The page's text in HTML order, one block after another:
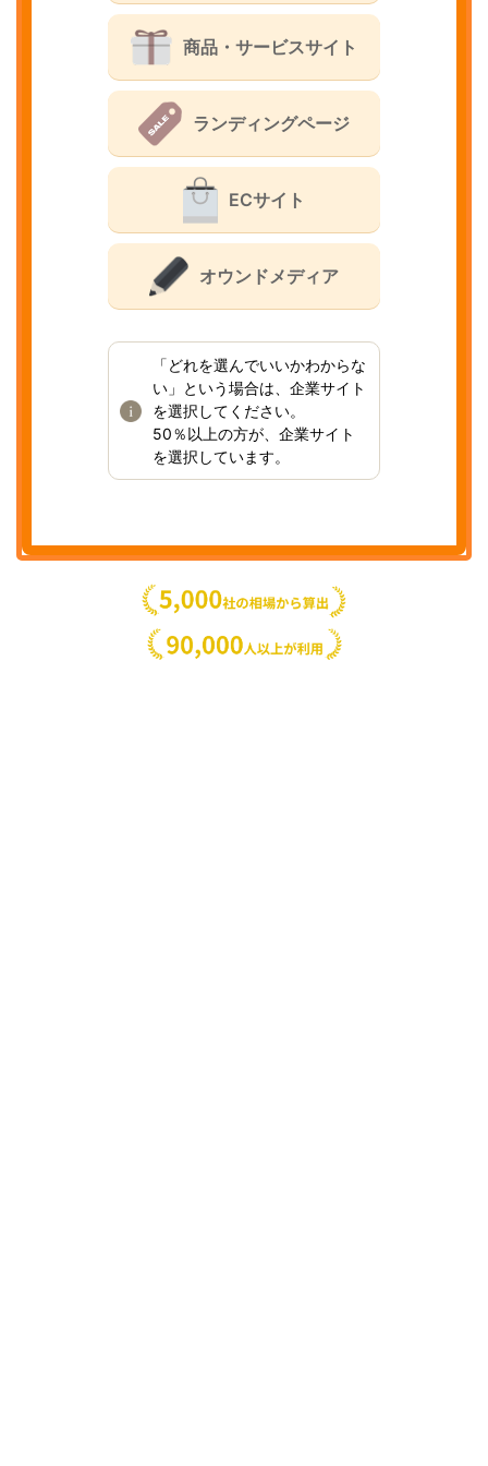
商品・サービスサイト
ランディングページ
ECサイト
オウンドメディア
「どれを選んでいいかわからな
い」という場合は、企業サイト
を選択してください。
50％以上の方が、企業サイト
を選択しています。